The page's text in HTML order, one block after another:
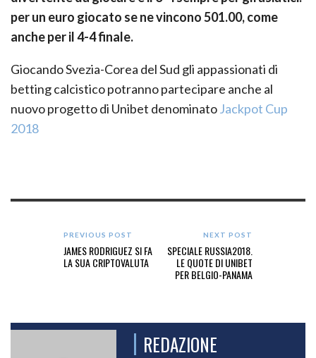
per un euro giocato se ne vincono 501.00, come
anche per il 4-4 finale.
Giocando Svezia-Corea del Sud gli appassionati di
betting calcistico potranno partecipare anche al
nuovo progetto di Unibet denominatoJackpot Cup
2018
PREVIOUS POST
JAMES RODRIGUEZ SI FA
LA SUA CRIPTOVALUTA
NEXT POST
SPECIALE RUSSIA2018.
LE QUOTE DI UNIBET
PER BELGIO-PANAMA
REDAZIONE